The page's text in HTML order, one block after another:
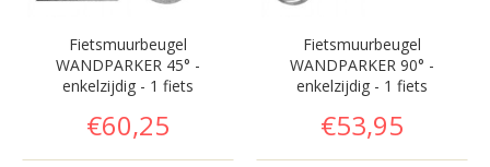
Fietsmuurbeugel
WANDPARKER 45° -
enkelzijdig - 1 fiets
€60,25
Fietsmuurbeugel
WANDPARKER 90° -
enkelzijdig - 1 fiets
€53,95